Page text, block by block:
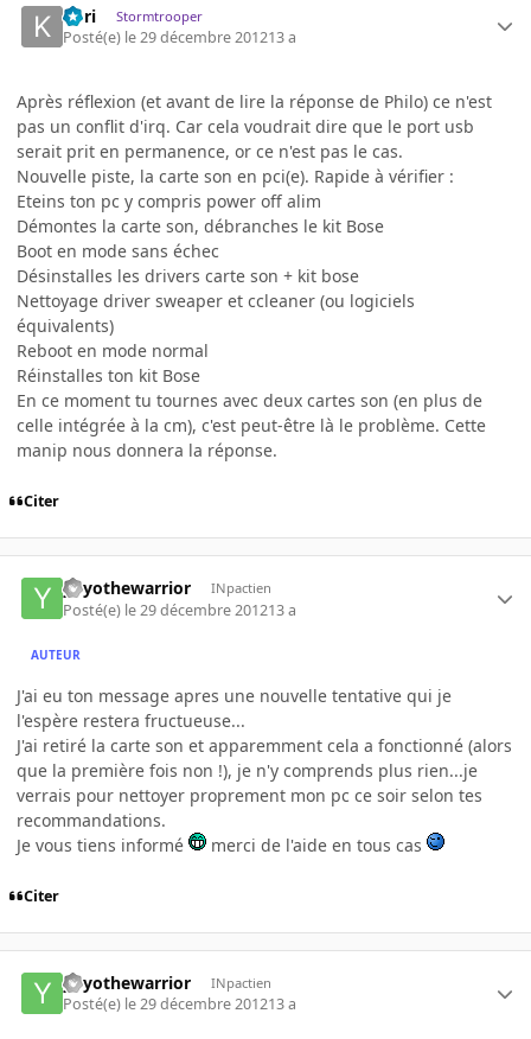
Kori Stormtrooper
Posté(e) le 29 décembre 201213 a
Après réflexion (et avant de lire la réponse de Philo) ce n'est
pas un conflit d'irq. Car cela voudrait dire que le port usb
serait prit en permanence, or ce n'est pas le cas.
Nouvelle piste, la carte son en pci(e). Rapide à vérifier :
Eteins ton pc y compris power off alim
Démontes la carte son, débranches le kit Bose
Boot en mode sans échec
Désinstalles les drivers carte son + kit bose
Nettoyage driver sweaper et ccleaner (ou logiciels
équivalents)
Reboot en mode normal
Réinstalles ton kit Bose
En ce moment tu tournes avec deux cartes son (en plus de
celle intégrée à la cm), c'est peut-être là le problème. Cette
manip nous donnera la réponse.
Citer
yoyothewarrior INpactien
Posté(e) le 29 décembre 201213 a
AUTEUR
J'ai eu ton message apres une nouvelle tentative qui je
l'espère restera fructueuse...
J'ai retiré la carte son et apparemment cela a fonctionné (alors
que la première fois non !), je n'y comprends plus rien...je
verrais pour nettoyer proprement mon pc ce soir selon tes
recommandations.
Je vous tiens informé
merci de l'aide en tous cas
Citer
yoyothewarrior INpactien
Posté(e) le 29 décembre 201213 a